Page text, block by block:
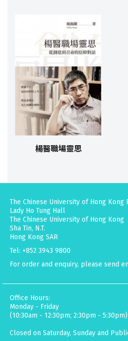
楊醫職場靈思
The Chinese University of Hong Kong
Lady Ho Tung Hall
The Chinese University of Hong Kong
Sha Tin, N.T.
Hong Kong SAR
Tel: +852 3943 9800
For order and enquiry, please send
Office Hours:
Monday - Friday
(10:30am - 12:30pm; 2:30pm - 5:30pm)
Closed on Saturday, Sunday and